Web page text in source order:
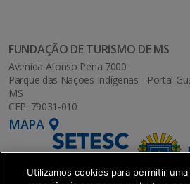
FUNDAÇÃO DE TURISMO DE MS
Avenida Afonso Pena 7000
Parque das Nações Indígenas - Portal
MS
CEP: 79031-010
MAPA
Utilizamos cookies para permitir